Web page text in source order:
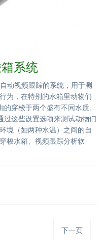
系统
动视频跟踪的系统，用于测
为，在特别的水箱里动物们
穿梭于两个盛有不同水质、
过这些设置选项来测试动物们
境（如两种水温）之间的自
梭水箱、视频跟踪分析软
下一页